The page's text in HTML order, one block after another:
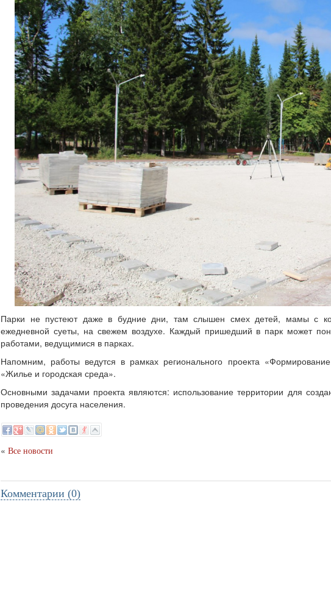
Парки не пустеют даже в будние дни, там слышен смех детей, мамы с
ежедневной суеты, на свежем воздухе. Каждый пришедший в парк может
работами, ведущимися в парках.
Напомним, работы ведутся в рамках регионального проекта
«Жилье и городская среда».
Основными задачами проекта являются: использование территории для
проведения досуга населения.
« Все новости
Комментарии (0)